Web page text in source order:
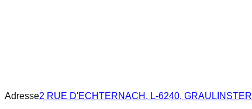
Adresse2 RUE D'ECHTERNACH, L-6240, GRAULINSTER